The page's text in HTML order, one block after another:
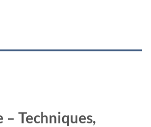
Techniques,